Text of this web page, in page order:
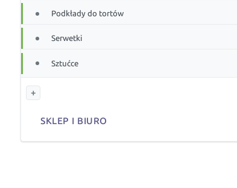
Podkłady do tortów
Serwetki
Sztućce
+
SKLEP I BIURO